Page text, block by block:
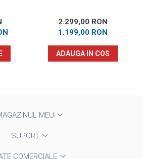
2.299,00 RON
1.199,00 RON
ADAUGA IN COS
MEU
SUPORT
COMERCIALE